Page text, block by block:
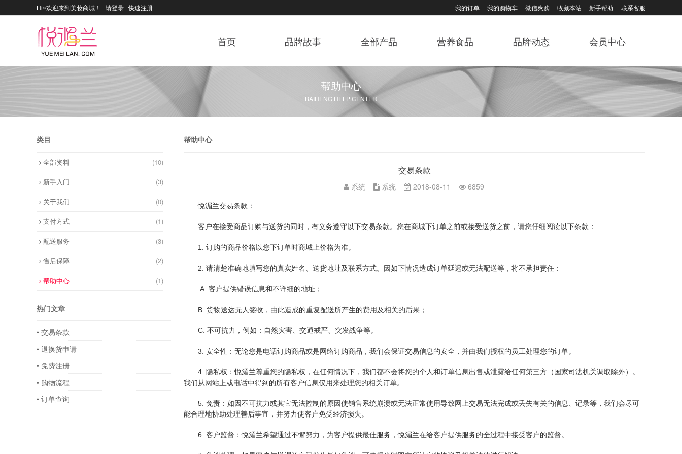
Hi~欢迎来到美妆商城！ 请登录 |快速注册 我的订单 我的购物车 微信爽购 收藏本站 新手帮助 联系客服
首页 品牌故事 全部产品 营养食品 品牌动态 会员中心
帮助中心
BAIHENG HELP CENTER
类目
全部资料 (10)
新手入门 (3)
关于我们 (0)
支付方式 (1)
配送服务 (3)
售后保障 (2)
帮助中心 (1)
热门文章
• 交易条款
• 退换货申请
• 免费注册
• 购物流程
• 订单查询
帮助中心
交易条款
系统 系统 2018-08-11 6859
悦湄兰交易条款：
客户在接受商品订购与送货的同时，有义务遵守以下交易条款。您在商城下订单之前或接受送货之前，请您仔细阅读以下条款：
1. 订购的商品价格以您下订单时商城上价格为准。
2. 请清楚准确地填写您的真实姓名、送货地址及联系方式。因如下情况造成订单延迟或无法配送等，将不承担责任：
A. 客户提供错误信息和不详细的地址；
B. 货物送达无人签收，由此造成的重复配送所产生的费用及相关的后果；
C. 不可抗力，例如：自然灾害、交通戒严、突发战争等。
3. 安全性：无论您是电话订购商品或是网络订购商品，我们会保证交易信息的安全，并由我们授权的员工处理您的订单。
4. 隐私权：悦湄兰尊重您的隐私权，在任何情况下，我们都不会将您的个人和订单信息出售或泄露给任何第三方（国家司法机关调取除外）。
我们从网站上或电话中得到的所有客户信息仅用来处理您的相关订单。
5. 免责：如因不可抗力或其它无法控制的原因使销售系统崩溃或无法正常使用导致网上交易无法完成或丢失有关的信息、记录等，我们会尽可
能合理地协助处理善后事宜，并努力使客户免受经济损失。
6. 客户监督：悦湄兰希望通过不懈努力，为客户提供最佳服务，悦湄兰在给客户提供服务的全过程中接受客户的监督。